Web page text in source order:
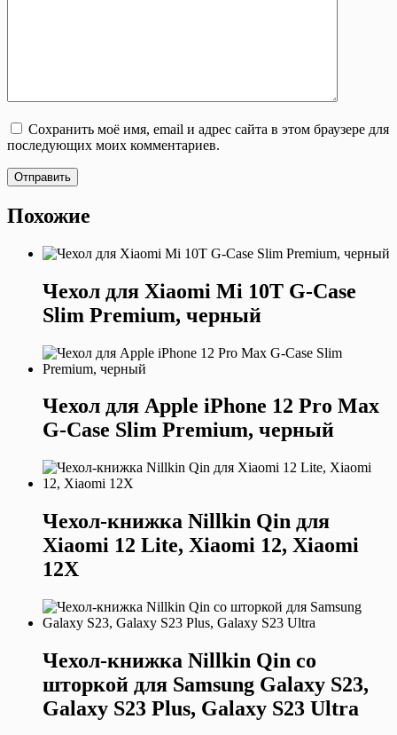
Сохранить моё имя, email и адрес сайта в этом браузере для
последующих моих комментариев.
Отправить
Похожие
Чехол для Xiaomi Mi 10T G-Case
Slim Premium, черный
Чехол для Apple iPhone 12 Pro Max
G-Case Slim Premium, черный
Чехол-книжка Nillkin Qin для
Xiaomi 12 Lite, Xiaomi 12, Xiaomi
12X
Чехол-книжка Nillkin Qin со
шторкой для Samsung Galaxy S23,
Galaxy S23 Plus, Galaxy S23 Ultra